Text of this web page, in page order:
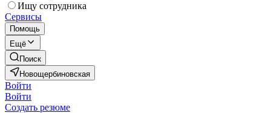
Ищу сотрудника
Сервисы
Помощь
Ещё
Поиск
Новощербиновская
Войти
Войти
Создать резюме